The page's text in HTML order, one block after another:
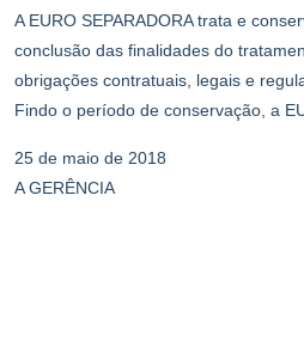
A EURO SEPARADORA trata e
conclusão das finalidades do
obrigações contratuais, legais e
Findo o período de conservação, a
25 de maio de 2018
A GERÊNCIA